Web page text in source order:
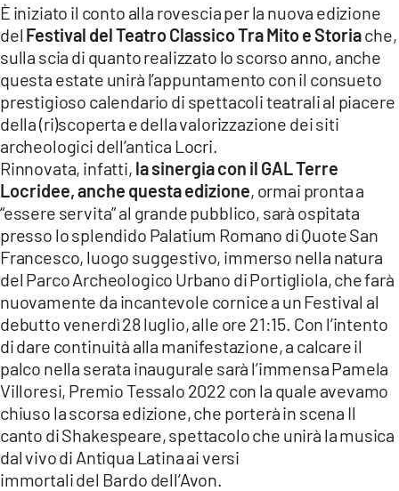
LaC
Network
LACPLAY.IT
LACTV.IT
LACONAIR.IT
LACITYMAG.IT
ILREGGINO.IT
COSENZACHANNEL.IT
ILVIBONESE.IT
CATANZAROCHANNEL.IT
LACAPITALENEWS.IT
App
ANDROID
È iniziato il conto alla rovescia per la nuova edizione
del Festival del Teatro Classico Tra Mito e Storiache,
sulla scia di quanto realizzato lo scorso anno, anche
questa estate unirà l’appuntamento con il consueto
prestigioso calendario di spettacoli teatrali al piacere
della (ri)scoperta e della valorizzazione dei siti
archeologici dell’antica Locri.
Rinnovata, infatti, la sinergia con il GAL Terre
Locridee, anche questa edizione, ormai pronta a
“essere servita” al grande pubblico, sarà ospitata
presso lo splendido Palatium Romano di Quote San
Francesco, luogo suggestivo, immerso nella natura
del Parco Archeologico Urbano di Portigliola, che farà
nuovamente da incantevole cornice a un Festival al
debutto venerdì 28 luglio, alle ore 21:15. Con l’intento
di dare continuità alla manifestazione, a calcare il
palco nella serata inaugurale sarà l’immensa Pamela
Villoresi, Premio Tessalo 2022 con la quale avevamo
chiuso la scorsa edizione, che porterà in scena Il
canto di Shakespeare, spettacolo che unirà la musica
dal vivo di Antiqua Latina ai versi
immortali del Bardo dell’Avon.